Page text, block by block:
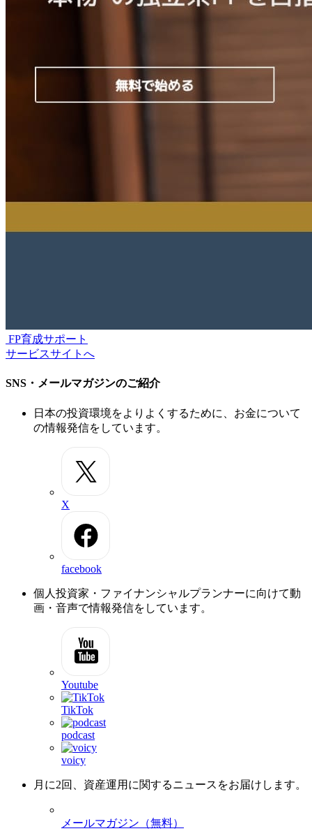
FP育成サポート
サービスサイトへ
SNS・メールマガジンのご紹介
日本の投資環境をよりよくするために、お金について
の情報発信をしています。
X
facebook
個人投資家・ファイナンシャルプランナーに向けて動
画・音声で情報発信をしています。
Youtube
TikTok
podcast
voicy
月に2回、資産運用に関するニュースをお届けします。
メールマガジン（無料）